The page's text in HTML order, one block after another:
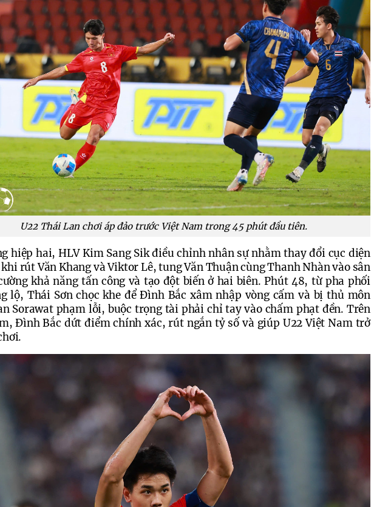
U22 Thái Lan chơi áp đảo trước Việt Nam trong 45 phút đầu tiên.
hiệp hai, HLV Kim Sang Sik điều chỉnh nhân sự nhằm thay đổi cục diện
rút Văn Khang và Viktor Lê, tung Văn Thuận cùng Thanh Nhàn vào sân
khả năng tấn công và tạo đột biến ở hai biên. Phút 48, từ pha phối
lộ, Thái Sơn chọc khe để Đình Bắc xâm nhập vòng cấm và bị thủ môn
Sorawat phạm lỗi, buộc trọng tài phải chỉ tay vào chấm phạt đền. Trên
m, Đình Bắc dứt điểm chính xác, rút ngắn tỷ số và giúp U22 Việt Nam trở